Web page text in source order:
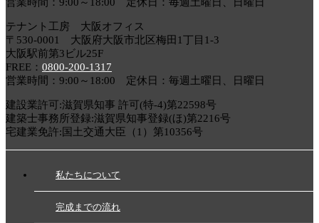
営業時間：9:00～18:00 定休日：毎週土曜日、日曜日
テナント工房 大阪オフィス
〒530-0001 大阪府大阪市北区梅田1丁目1-3
大阪駅前第3ビル25F
FREE： 0800-200-1317
営業時間：9:00～18:00 定休日：毎週土曜日、日曜日
建設業許可:滋賀県知事 許可(特-4)第22598号
建築士事務所登録:滋賀県知事登録(ほ)第2216号
宅建業免許:国土交通大臣（1）第10356号
私たちについて
完成までの流れ